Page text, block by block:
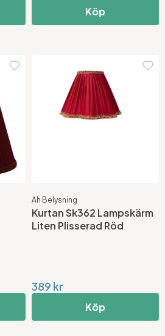
Köp
Ah Belysning
Kurtan Sk362 Lampskärm
Liten Plisserad Röd
389 kr
Köp